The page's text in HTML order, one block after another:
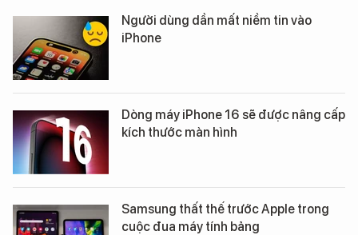
Người dùng dần mất niềm tin vào
iPhone
Dòng máy iPhone 16 sẽ được nâng cấp
kích thước màn hình
Samsung thất thế trước Apple trong
cuộc đua máy tính bảng